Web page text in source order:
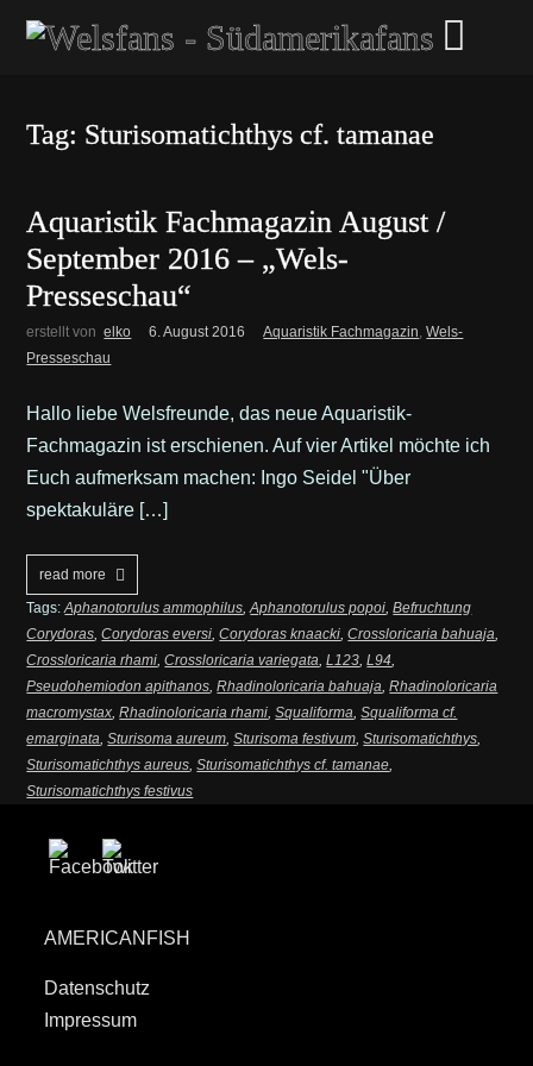
Tag: Sturisomatichthys cf. tamanae
Aquaristik Fachmagazin August /
September 2016 – „Wels-
Presseschau“
erstellt von elko 6. August 2016 Aquaristik Fachmagazin,Wels-
Presseschau
Hallo liebe Welsfreunde, das neue Aquaristik-
Fachmagazin ist erschienen. Auf vier Artikel möchte ich
Euch aufmerksam machen: Ingo Seidel "Über
spektakuläre […]
read more
Tags:Aphanotorulus ammophilus,Aphanotorulus popoi,Befruchtung
Corydoras,Corydoras eversi,Corydoras knaacki,Crossloricaria bahuaja,
Crossloricaria rhami,Crossloricaria variegata,L123,L94,
Pseudohemiodon apithanos,Rhadinoloricaria bahuaja,Rhadinoloricaria
macromystax,Rhadinoloricaria rhami,Squaliforma,Squaliforma cf.
emarginata,Sturisoma aureum,Sturisoma festivum,Sturisomatichthys,
Sturisomatichthys aureus,Sturisomatichthys cf. tamanae,
Sturisomatichthys festivus
AMERICANFISH
Datenschutz
Impressum